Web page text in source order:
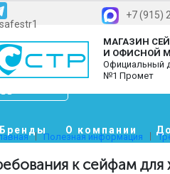
+7 (915)
МАГАЗИН
И ОФИСНОЙ
Официальный
№1 Промет
Бренды О компании
Полезная информация
к сейфам для